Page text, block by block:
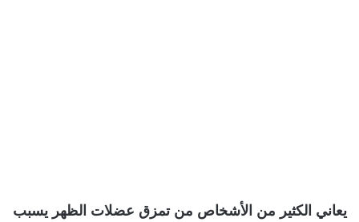
يعاني الكثير من الأشخاص من تمزق عضلات الظهر يسبب